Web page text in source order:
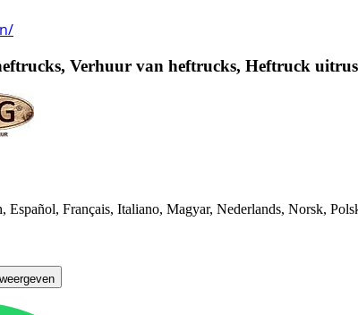
Verhuur van heftrucks, Heftruck
Español, Français, Italiano, Magyar, Nederlands, Norsk,